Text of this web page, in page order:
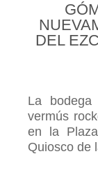
DEL
La
vermús
en la
Quiosco de